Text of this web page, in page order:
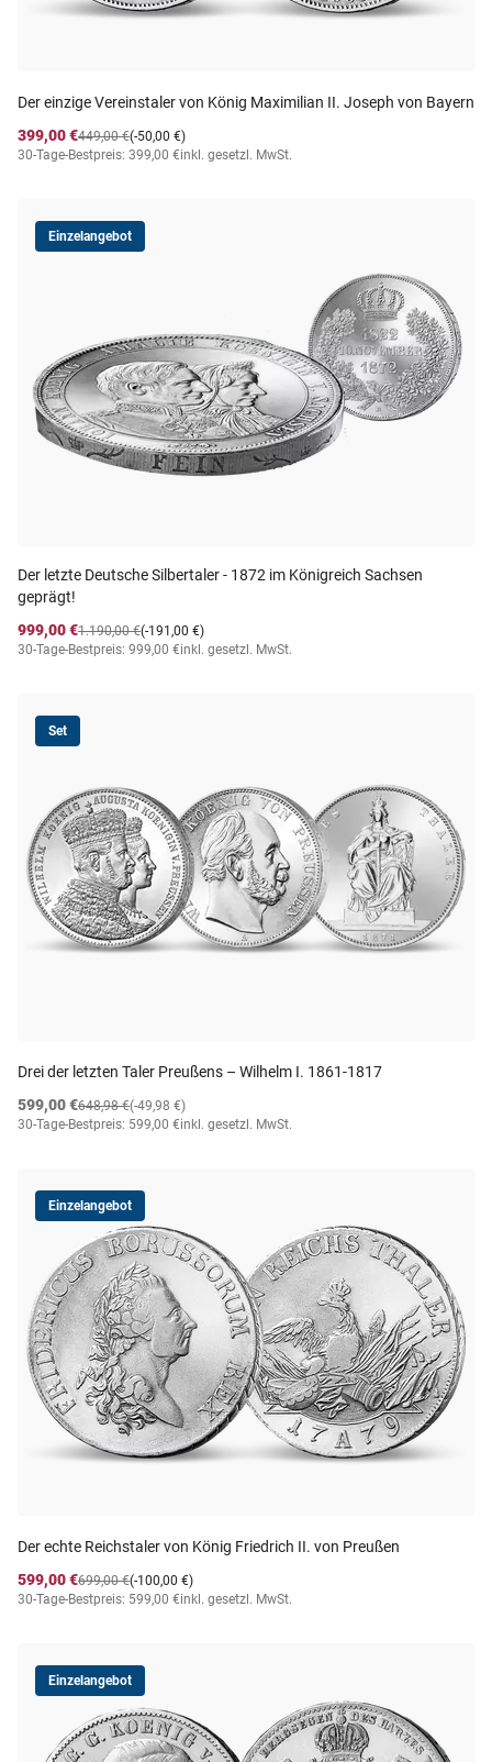
Der einzige Vereinstaler von König Maximilian II. Joseph von Bayern
399,00 €
(-50,00 €)
449,00 €
30-Tage-Bestpreis: 399,00 €inkl. gesetzl. MwSt.
Einzelangebot
Der letzte Deutsche Silbertaler - 1872 im Königreich Sachsen
geprägt!
999,00 €
(-191,00 €)
1.190,00 €
30-Tage-Bestpreis: 999,00 €inkl. gesetzl. MwSt.
Set
Drei der letzten Taler Preußens – Wilhelm I. 1861-1817
599,00 €
(-49,98 €)
648,98 €
30-Tage-Bestpreis: 599,00 €inkl. gesetzl. MwSt.
Einzelangebot
Der echte Reichstaler von König Friedrich II. von Preußen
599,00 €
(-100,00 €)
699,00 €
30-Tage-Bestpreis: 599,00 €inkl. gesetzl. MwSt.
Einzelangebot